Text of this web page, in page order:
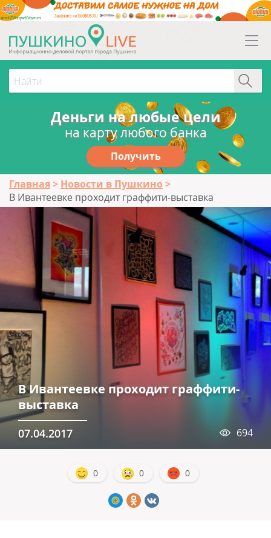
erid:2Vtzqw6Vsmm
Деньги на любые цели
на карту любого банка
Получить
Главная
Новости в Пушкино
В Ивантеевке проходит граффити-выставка
В Ивантеевке проходит граффити-
выставка
07.04.2017 694
0 0 0